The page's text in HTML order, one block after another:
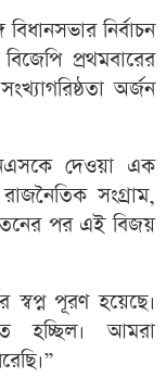
নির্বাচন
প্রথমবারের
অর্জন
দেওয়া এক
রাজনৈতিক সংগ্রাম,
পর এই বিজয়
স্বপ্ন পূরণ হয়েছে।
হচ্ছিল। আমরা